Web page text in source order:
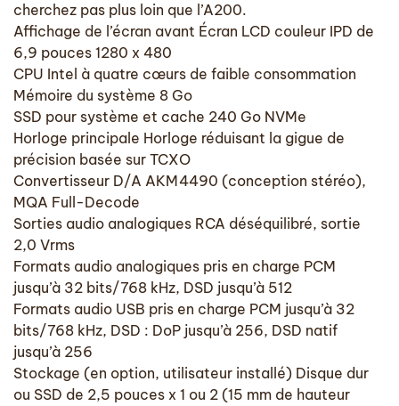
cherchez pas plus loin que l’A200.
Affichage de l’écran avant Écran LCD couleur IPD de
6,9 pouces 1280 x 480
CPU Intel à quatre cœurs de faible consommation
Mémoire du système 8 Go
SSD pour système et cache 240 Go NVMe
Horloge principale Horloge réduisant la gigue de
précision basée sur TCXO
Convertisseur D/A AKM4490 (conception stéréo),
MQA Full-Decode
Sorties audio analogiques RCA déséquilibré, sortie
2,0 Vrms
Formats audio analogiques pris en charge PCM
jusqu’à 32 bits/768 kHz, DSD jusqu’à 512
Formats audio USB pris en charge PCM jusqu’à 32
bits/768 kHz, DSD : DoP jusqu’à 256, DSD natif
jusqu’à 256
Stockage (en option, utilisateur installé) Disque dur
ou SSD de 2,5 pouces x 1 ou 2 (15 mm de hauteur